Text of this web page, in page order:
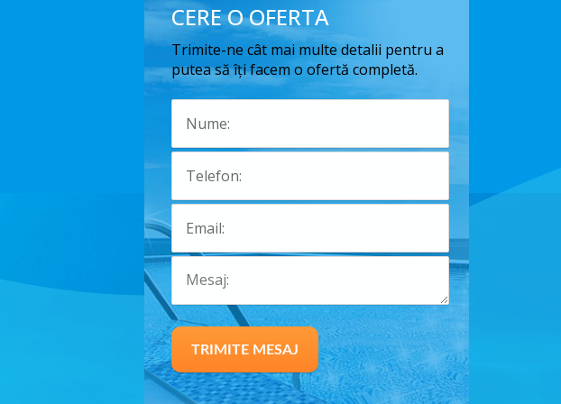
CERE O OFERTA
Trimite-ne cât mai multe detalii pentru a
putea să îți facem o ofertă completă.